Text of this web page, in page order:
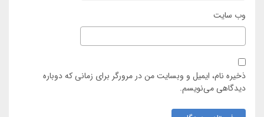
وب‌ سایت
ذخیره نام، ایمیل و وبسایت من در مرورگر برای زمانی که دوباره
دیدگاهی می‌نویسم.